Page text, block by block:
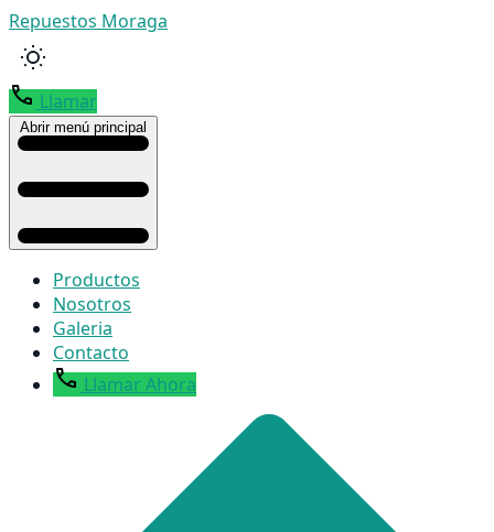
Repuestos Moraga
Llamar
Abrir menú principal
Productos
Nosotros
Galeria
Contacto
Llamar Ahora